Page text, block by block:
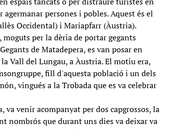
persones i pobles. Aquest és el
Occidental) i Mariapfarr (Àustria).
per la dèria de portar gegants
de Matadepera, es van posar en
Vall del Lungau, a Àustria. El motiu era,
fill d'aquesta població i un dels
vingués a la Trobada que es va celebrar
va venir acompanyat per dos capgrossos, la
nombrós que durant uns dies va deixar va